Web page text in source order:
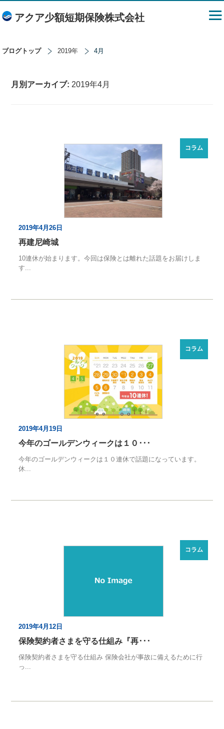
アクア少額短期保険株式会社
ブログトップ 2019年 4月
月別アーカイブ: 2019年4月
2019年4月26日
再建尼崎城
10連休が始まります。今回は保険とは離れた話題をお届けしま
す...
コラム
2019年4月19日
今年のゴールデンウィークは１０･･･
今年のゴールデンウィークは１０連休で話題になっています。
休...
コラム
2019年4月12日
保険契約者さまを守る仕組み『再･･･
保険契約者さまを守る仕組み 保険会社が事故に備えるために行
っ...
コラム